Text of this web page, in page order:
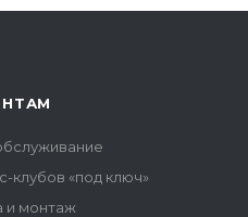
«под ключ»
и монтаж